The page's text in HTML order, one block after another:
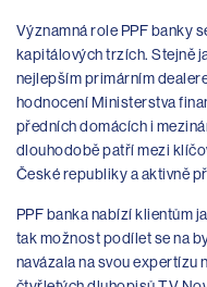
Významná role PPF banky
kapitálových trzích. Stejně
nejlepším primárním
hodnocení Ministerstva
předních domácích i
dlouhodobě patří mezi
České republiky a aktivně
PPF banka nabízí klientům
tak možnost podílet se na
navázala na svou expertízu